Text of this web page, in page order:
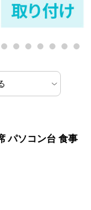
14 15 16 17 18 19 20
パソコン台 食事